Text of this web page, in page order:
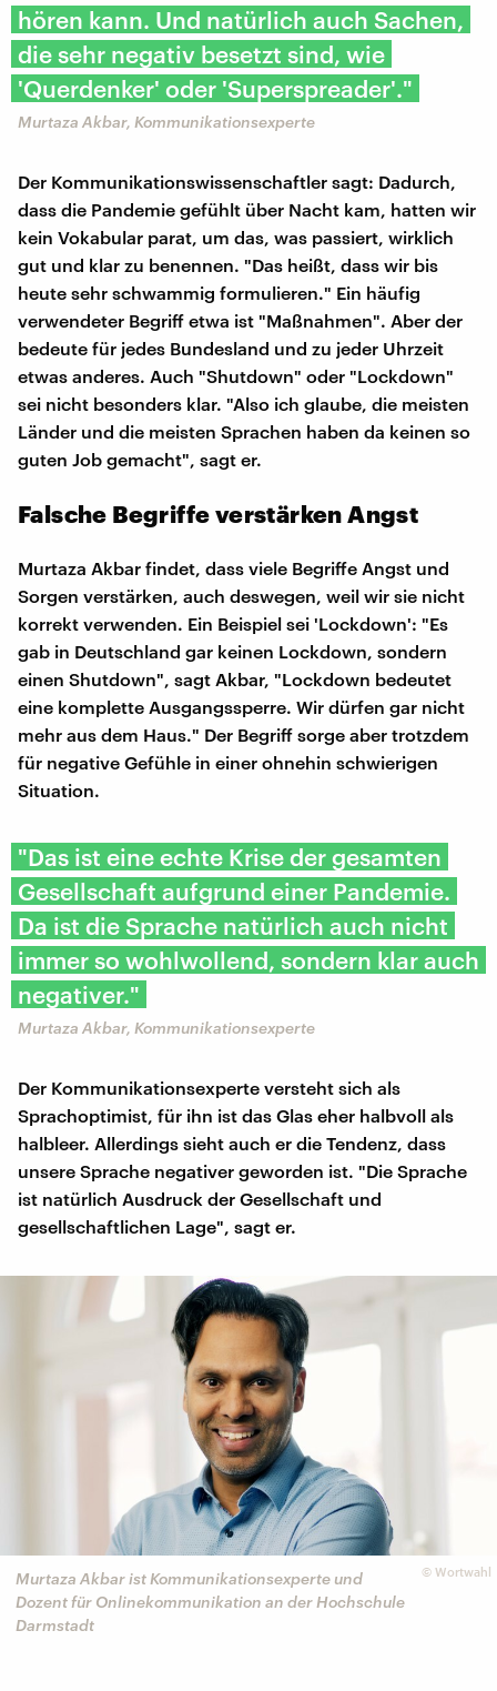
hören kann. Und natürlich auch Sachen,
die sehr negativ besetzt sind, wie
'Querdenker' oder 'Superspreader'."
Murtaza Akbar, Kommunikationsexperte
Der Kommunikationswissenschaftler sagt: Dadurch,
dass die Pandemie gefühlt über Nacht kam, hatten wir
kein Vokabular parat, um das, was passiert, wirklich
gut und klar zu benennen. "Das heißt, dass wir bis
heute sehr schwammig formulieren." Ein häufig
verwendeter Begriff etwa ist "Maßnahmen". Aber der
bedeute für jedes Bundesland und zu jeder Uhrzeit
etwas anderes. Auch "Shutdown" oder "Lockdown"
sei nicht besonders klar. "Also ich glaube, die meisten
Länder und die meisten Sprachen haben da keinen so
guten Job gemacht", sagt er.
Falsche Begriffe verstärken Angst
Murtaza Akbar findet, dass viele Begriffe Angst und
Sorgen verstärken, auch deswegen, weil wir sie nicht
korrekt verwenden. Ein Beispiel sei 'Lockdown': "Es
gab in Deutschland gar keinen Lockdown, sondern
einen Shutdown", sagt Akbar, "Lockdown bedeutet
eine komplette Ausgangssperre. Wir dürfen gar nicht
mehr aus dem Haus." Der Begriff sorge aber trotzdem
für negative Gefühle in einer ohnehin schwierigen
Situation.
"Das ist eine echte Krise der gesamten
Gesellschaft aufgrund einer Pandemie.
Da ist die Sprache natürlich auch nicht
immer so wohlwollend, sondern klar auch
negativer."
Murtaza Akbar, Kommunikationsexperte
Der Kommunikationsexperte versteht sich als
Sprachoptimist, für ihn ist das Glas eher halbvoll als
halbleer. Allerdings sieht auch er die Tendenz, dass
unsere Sprache negativer geworden ist. "Die Sprache
ist natürlich Ausdruck der Gesellschaft und
gesellschaftlichen Lage", sagt er.
© Wortwahl
Murtaza Akbar ist Kommunikationsexperte und
Dozent für Onlinekommunikation an der Hochschule
Darmstadt